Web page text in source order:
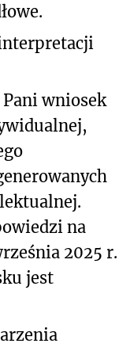
Pani wniosek
na
2025 r.
jest